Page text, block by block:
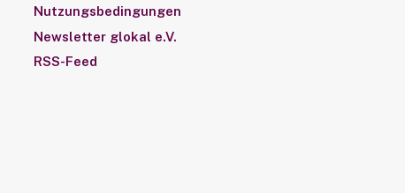
Nutzungsbedingungen
Newsletter glokal e.V.
RSS-Feed